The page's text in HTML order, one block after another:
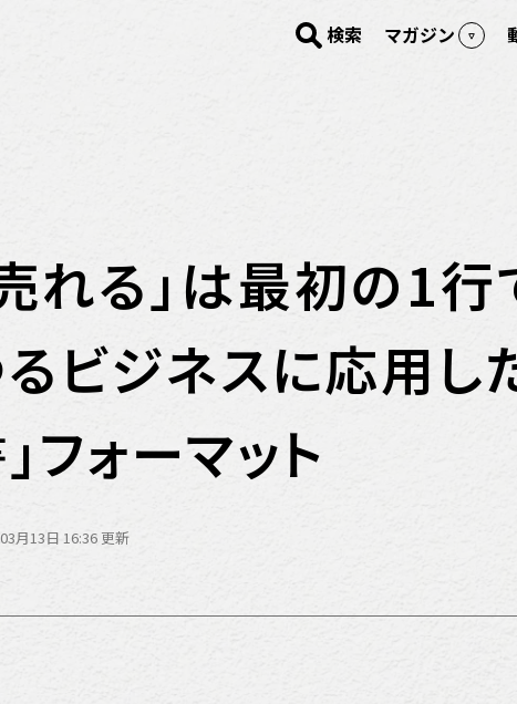
検索 マガジン
れる」は最初の1行
ビジネスに応用し
フォーマット
月13日 16:36 更新